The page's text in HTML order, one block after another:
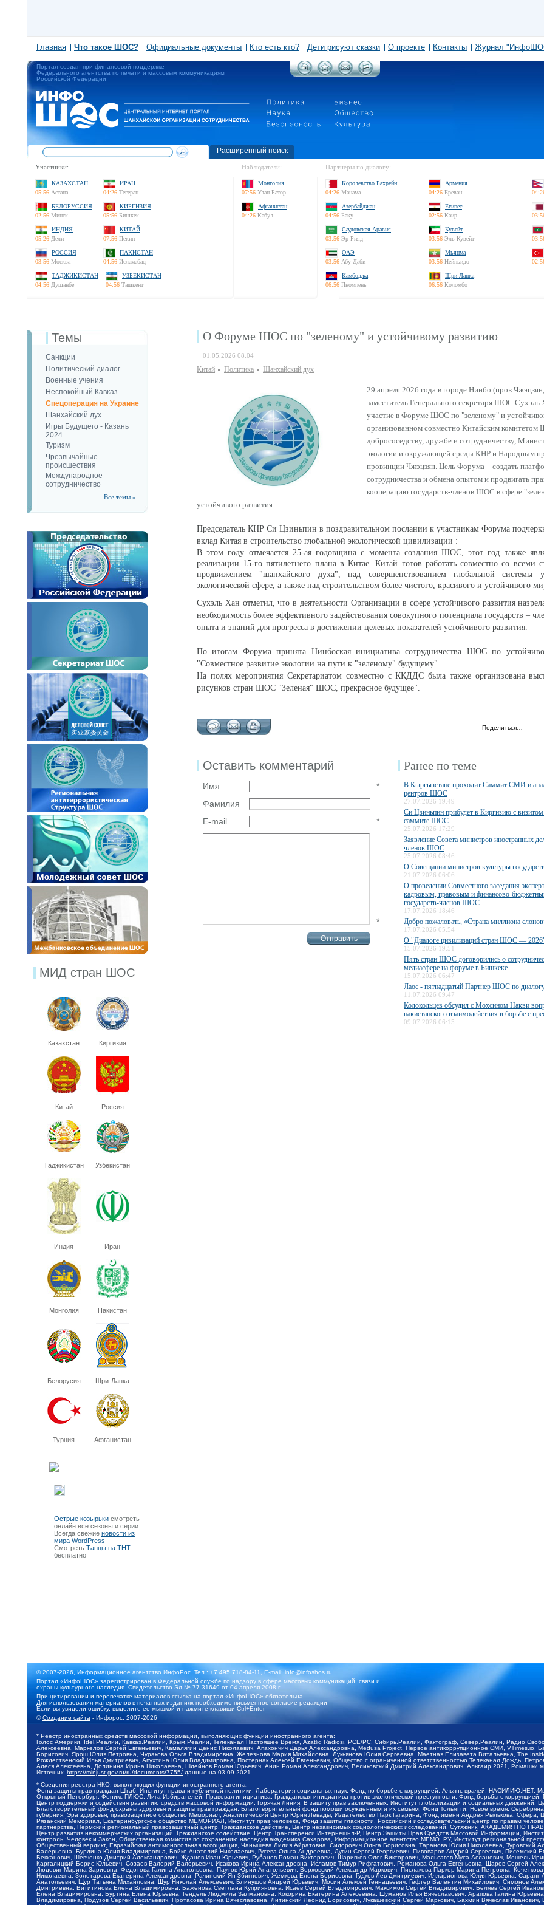
Главная Что такое ШОС? Официальные документы Кто есть кто? Дети рисуют сказки О проекте Контакты Журнал
Портал создан при финансовой поддержке
Федерального агентства по печати и массовым коммуникациям
Российской Федерации
Расширенный поиск
Участники:
КАЗАХСТАН
05:56 Астана
ИРАН
04:26 Тегеран
БЕЛОРУССИЯ
02:56 Минск
КИРГИЗИЯ
05:56 Бишкек
ИНДИЯ
05:26 Дели
КИТАЙ
07:56 Пекин
РОССИЯ
03:56 Москва
ПАКИСТАН
04:56 Исламабад
ТАДЖИКИСТАН
04:56 Душанбе
УЗБЕКИСТАН
04:56 Ташкент
Наблюдатели:
Монголия
07:56 Улан-Батор
Афганистан
04:26 Кабул
Партнеры по диалогу:
Королевство Бахрейн
04:26 Манама
Армения
04:26 Ереван
Азербайджан
04:56 Баку
Египет
02:56 Каир
Саудовская Аравия
03:56 Эр-Рияд
Кувейт
03:56 Эль-Кувейт
ОАЭ
03:56 Абу-Даби
Мьянма
03:56 Нейпьидо
Камбоджа
06:56 Пномпень
Шри-Ланка
06:56 Коломбо
Темы
Санкции
Политический диалог
Военные учения
Неспокойный Кавказ
Спецоперация на Украине
Шанхайский дух
Игры Будущего - Казань
2024
Туризм
Чрезвычайные
происшествия
Международное
сотрудничество
Все темы »
МИД стран ШОС
Казахстан Киргизия
Китай Россия
Таджикистан Узбекистан
Индия Иран
Монголия Пакистан
Белорусия Шри-Ланка
Турция Афганистан
Острые козырьки смотреть
онлайн все сезоны и серии.
Всегда свежие новости из
мира WordPress
Смотреть Танцы на ТНТ
бесплатно
О Форуме ШОС по "зеленому" и устойчивому развитию
01.05.2026 08:04
Китай Политика Шанхайский дух
29 апреля 2026 года в городе Нинбо
заместитель Генерального секретаря ШОС Сухэль
участие в Форуме ШОС по "зеленому" и
организованном совместно Китайским
добрососедству, дружбе и сотрудничеству,
экологии и окружающей среды КНР и Народным
провинции Чжэцзян. Цель Форума – создать
сотрудничества и обмена опытом и продвигать
кооперацию государств-членов ШОС в сфере
устойчивого развития.
Председатель КНР Си Цзиньпин в поздравительном послании к участникам Форума
вклад Китая в строительство глобальной экологической цивилизации :
В этом году отмечается 25-ая годовщина с момента создания ШОС, этот год также
реализации 15-го пятилетнего плана в Китае. Китай готов работать совместно со всеми
продвижением "шанхайского духа", над совершенствованием глобальной системы
экологической сфере, а также над строительством более чистого, красивого и устойчивого
Сухэль Хан отметил, что в деятельности Организации в сфере устойчивого развития
необходимость более эффективного задействования совокупного потенциала государств –
опыта и знаний для прогресса в достижении целевых показателей устойчивого развития.
По итогам Форума принята Нинбоская инициатива сотрудничества ШОС по
"Совместное развитие экологии на пути к "зеленому" будущему".
На полях мероприятия Секретариатом совместно с ККДДС была также организована
рисунков стран ШОС "Зеленая" ШОС, прекрасное будущее".
Поделиться…
Оставить комментарий
Имя
*
Фамилия
E-mail
*
*
Ранее по теме
В Кыргызстане проходит Саммит СМИ и
центров ШОС
27.07.2026 19:49
Си Цзиньпин прибудет в Киргизию с
саммите ШОС
25.07.2026 17:29
Заявление Совета министров иностранных
членов ШОС
25.07.2026 08:46
О Совещании министров культуры
21.07.2026 06:06
О проведении Совместного заседания
кадровым, правовым и финансово-
государств-членов ШОС
17.07.2026 18:46
Добро пожаловать, «Страна миллиона
17.07.2026 05:54
О "Диалоге цивилизаций стран ШОС —
15.07.2026 19:51
Пять стран ШОС договорились о
медиасфере на форуме в Бишкеке
15.07.2026 06:47
Лаос - пятнадцатый Партнер ШОС по
11.07.2026 09:47
Колокольцев обсудил с Мохсином Накви
пакистанского взаимодействия в борьбе с
09.07.2026 06:15
© 2007-2026, Информационное агентство ИнфоРос. Тел.: +7 495 718-84-11, E-mail:info@infoshos.ru
Портал «ИнфоШОС» зарегистрирован в Федеральной службе по надзору в сфере массовых коммуникаций, связи и
охраны культурного наследия. Свидетельство Эл № 77-31649 от 04 апреля 2008 г.
При цитировании и перепечатке материалов ссылка на портал «ИнфоШОС» обязательна.
Для использования материалов в печатных изданиях необходимо письменное согласие редакции
Если вы увидели ошибку, выделите ее мышкой и нажмите клавиши Ctrl+Enter
©Создание сайта - Инфорос, 2007-2026
* Реестр иностранных средств массовой информации, выполняющих функции иностранного агента:
Голос Америки, Idel.Реалии, Кавказ.Реалии, Крым.Реалии, Телеканал Настоящее Время, Azatliq Radiosi, PCE/PC, Сибирь.Реалии, Фактограф, Север.Реалии, Радио
Алексеевна, Маркелов Сергей Евгеньевич, Камалягин Денис Николаевич, Апахончич Дарья Александровна, Medusa Project, Первое антикоррупционное СМИ,
Борисович, Ярош Юлия Петровна, Чуракова Ольга Владимировна, Железнова Мария Михайловна, Лукьянова Юлия Сергеевна, Маетная Елизавета Витальевна, The
Рождественский Илья Дмитриевич, Апухтина Юлия Владимировна, Постернак Алексей Евгеньевич, Общество с ограниченной ответственностью Телеканал Дождь,
Алеся Алексеевна, Долинина Ирина Николаевна, Шлейнов Роман Юрьевич, Анин Роман Александрович, Великовский Дмитрий Александрович, Альтаир 2021, Ромашки
Источник: https://minjust.gov.ru/ru/documents/7755/ данные на 03.09.2021
* Сведения реестра НКО, выполняющих функции иностранного агента:
Фонд защиты прав граждан Штаб, Институт права и публичной политики, Лаборатория социальных наук, Фонд по борьбе с коррупцией, Альянс врачей,
Открытый Петербург, Феникс ПЛЮС, Лига Избирателей, Правовая инициатива, Гражданская инициатива против экологической преступности, Фонд борьбы с
Центр поддержки и содействия развитию средств массовой информации, Горячая Линия, В защиту прав заключенных, Институт глобализации и социальных
Благотворительный фонд охраны здоровья и защиты прав граждан, Благотворительный фонд помощи осужденным и их семьям, Фонд Тольятти, Новое время,
губерния, Эра здоровья, правозащитное общество Мемориал, Аналитический Центр Юрия Левады, Издательство Парк Гагарина, Фонд имени Андрея Рылькова,
Рязанский Мемориал, Екатеринбургское общество МЕМОРИАЛ, Институт прав человека, Фонд защиты гласности, Российский исследовательский центр по правам
партнерства, Пермский региональный правозащитный центр, Гражданское действие, Центр независимых социологических исследований, Сутяжник, АКАДЕМИЯ ПО
Центр развития некоммерческих организаций, Гражданское содействие, Центр Трансперенси Интернешнл-Р, Центр Защиты Прав Средств Массовой Информации,
контроль, Человек и Закон, Общественная комиссия по сохранению наследия академика Сахарова, Информационное агентство МЕМО. РУ, Институт региональной
Общественный вердикт, Евразийская антимонопольная ассоциация, Чанышева Лилия Айратовна, Сидорович Ольга Борисовна, Таранова Юлия Николаевна, Туровский
Валерьевна, Бурдина Юлия Владимировна, Бойко Анатолий Николаевич, Гусева Ольга Андреевна, Дугин Сергей Георгиевич, Пивоваров Андрей Сергеевич, Писемский
Бекханович, Шевченко Дмитрий Александрович, Жданов Иван Юрьевич, Рубанов Роман Викторович, Шарипков Олег Викторович, Мальсагов Муса Асланович, Мошель
Каргалицкий Борис Юльевич, Созаев Валерий Валерьевич, Исакова Ирина Александровна, Исламов Тимур Рифгатович, Романова Ольга Евгеньевна, Щаров Сергей
Людевиг Марина Зариевна, Федотова Галина Анатольевна, Паутов Юрий Анатольевич, Верховский Александр Маркович, Пислакова-Паркер Марина Петровна,
Николаевна, Золотарева Екатерина Александровна, Рачинский Ян Збигневич, Жемкова Елена Борисовна, Гудков Лев Дмитриевич, Илларионова Юлия Юрьевна,
Анатольевич, Щур Татьяна Михайловна, Щур Николай Алексеевич, Блинушов Андрей Юрьевич, Мосин Алексей Геннадьевич, Гефтер Валентин Михайлович, Симонов
Дмитриевна, Вититинова Елена Владимировна, Баженова Светлана Куприяновна, Исаев Сергей Владимирович, Максимов Сергей Владимирович, Беляев Сергей
Елена Владимировна, Буртина Елена Юрьевна, Гендель Людмила Залмановна, Кокорина Екатерина Алексеевна, Шуманов Илья Вячеславович, Арапова Галина
Владимировна, Подузов Сергей Васильевич, Протасова Ирина Вячеславовна, Литинский Леонид Борисович, Лукашевский Сергей Маркович, Бахмин Вячеслав